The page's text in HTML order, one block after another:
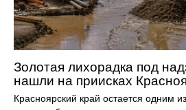
Золотая лихорадка под
нашли на приисках
Красноярский край остается одним